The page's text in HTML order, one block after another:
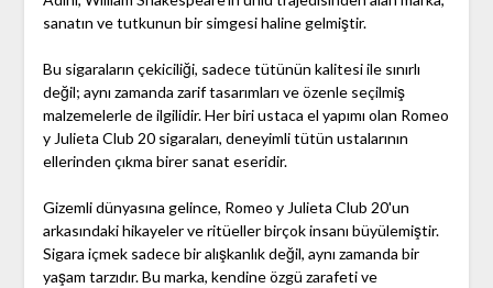
sanatın ve tutkunun bir simgesi haline gelmiştir.
Bu sigaraların çekiciliği, sadece tütünün kalitesi ile sınırlı
değil; aynı zamanda zarif tasarımları ve özenle seçilmiş
malzemelerle de ilgilidir. Her biri ustaca el yapımı olan Romeo
y Julieta Club 20 sigaraları, deneyimli tütün ustalarının
ellerinden çıkma birer sanat eseridir.
Gizemli dünyasına gelince, Romeo y Julieta Club 20'un
arkasındaki hikayeler ve ritüeller birçok insanı büyülemiştir.
Sigara içmek sadece bir alışkanlık değil, aynı zamanda bir
yaşam tarzıdır. Bu marka, kendine özgü zarafeti ve